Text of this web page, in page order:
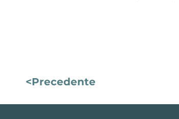
<Precedente